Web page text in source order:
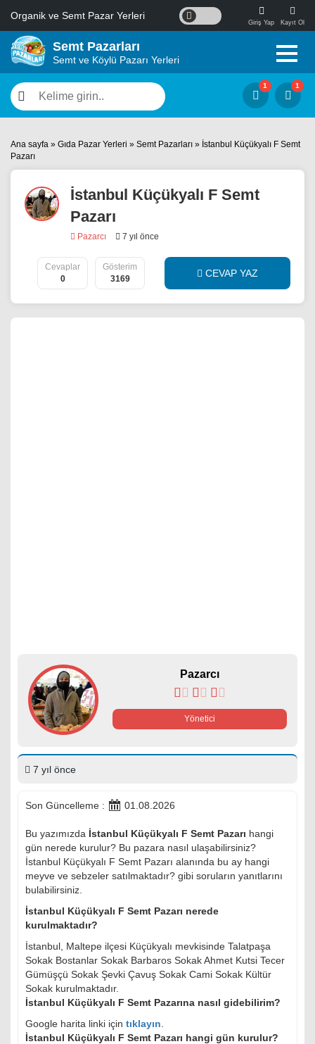
Organik ve Semt Pazar Yerleri
Giriş Yap Kayıt Ol
Semt Pazarları
Semt ve Köylü Pazarı Yerleri
Ana sayfa » Gıda Pazar Yerleri » Semt Pazarları » İstanbul Küçükyalı F Semt
Pazarı
İstanbul Küçükyalı F Semt
Pazarı
Pazarcı 7 yıl önce
Cevaplar
0
Gösterim
3169
CEVAP YAZ
Pazarcı
Yönetici
7 yıl önce
Son Güncelleme : 01.08.2026
Bu yazımızda İstanbul Küçükyalı F Semt Pazarı hangi
gün nerede kurulur? Bu pazara nasıl ulaşabilirsiniz?
İstanbul Küçükyalı F Semt Pazarı alanında bu ay hangi
meyve ve sebzeler satılmaktadır? gibi soruların yanıtlarını
bulabilirsiniz.
İstanbul Küçükyalı F Semt Pazarı nerede
kurulmaktadır?
İstanbul, Maltepe ilçesi Küçükyalı mevkisinde Talatpaşa
Sokak Bostanlar Sokak Barbaros Sokak Ahmet Kutsi Tecer
Gümüşçü Sokak Şevki Çavuş Sokak Cami Sokak Kültür
Sokak kurulmaktadır.
İstanbul Küçükyalı F Semt Pazarına nasıl gidebilirim?
Google harita linki için tıklayın
İstanbul Küçükyalı F Semt Pazarı hangi gün kurulur?